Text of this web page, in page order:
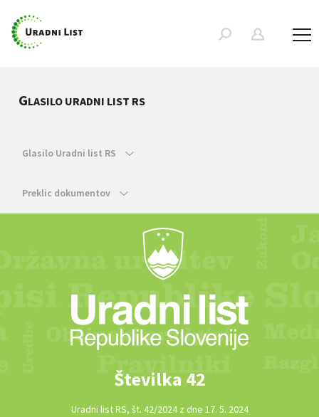
GLASILO URADNI LIST RS
Glasilo Uradni list RS
Preklic dokumentov
Številka 42
Uradni list RS, št. 42/2024 z dne 17. 5. 2024